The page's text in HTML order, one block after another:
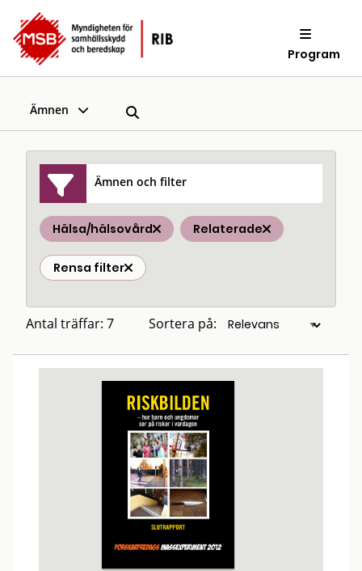
Program
Ämnen
Ämnen och filter
Hälsa/hälsovård Relaterade
Rensa filter
Antal träffar: 7 Sortera på: